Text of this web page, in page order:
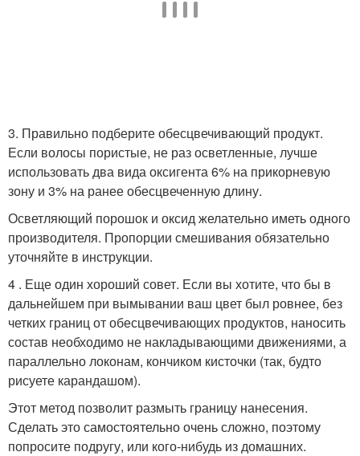
3. Правильно подберите обесцвечивающий продукт.
Если волосы пористые, не раз осветленные, лучше
использовать два вида оксигента 6% на прикорневую
зону и 3% на ранее обесцвеченную длину.
Осветляющий порошок и оксид желательно иметь одного
производителя. Пропорции смешивания обязательно
уточняйте в инструкции.
4 . Еще один хороший совет. Если вы хотите, что бы в
дальнейшем при вымывании ваш цвет был ровнее, без
четких границ от обесцвечивающих продуктов, наносить
состав необходимо не накладывающими движениями, а
параллельно локонам, кончиком кисточки (так, будто
рисуете карандашом).
Этот метод позволит размыть границу нанесения.
Сделать это самостоятельно очень сложно, поэтому
попросите подругу, или кого-нибудь из домашних.